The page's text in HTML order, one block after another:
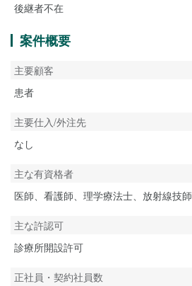
後継者不在
案件概要
主要顧客
患者
主要仕入/外注先
なし
主な有資格者
医師、看護師、理学療法士、放射線技師
主な許認可
診療所開設許可
正社員・契約社員数